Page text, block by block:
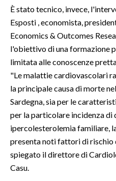
INSULARITÀ
INFO AZIENDE
ABBONATI
NECROLOGI
PUBBLICITÀ
SPIAGGE
STORE
È stato tecnico, invece,
Esposti , economista,
Economics & Outcomes
l'obiettivo di una formazione
limitata alle conoscenze
"Le malattie cardiovascolari
la principale causa di morte
Sardegna, sia per le
per la particolare incidenza di
ipercolesterolemia familiare,
presenta noti fattori di rischio
spiegato il direttore di
Casu.